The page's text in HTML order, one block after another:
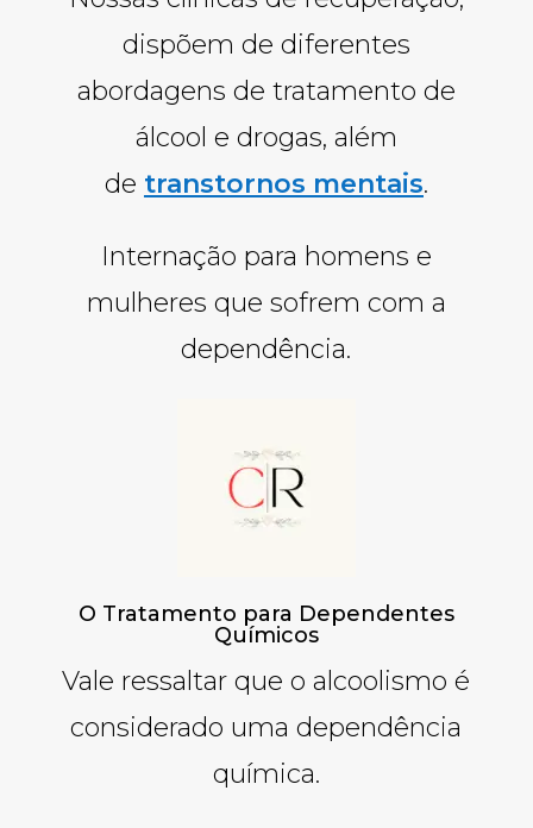
dispõem de diferentes
abordagens de tratamento de
álcool e drogas, além
de transtornos mentais.
Internação para homens e
mulheres que sofrem com a
dependência.
O Tratamento para Dependentes
Químicos
Vale ressaltar que o alcoolismo é
considerado uma dependência
química.